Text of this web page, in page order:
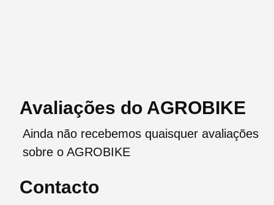
Avaliações do AGROBIKE
Ainda não recebemos quaisquer avaliações
sobre o AGROBIKE
Contacto